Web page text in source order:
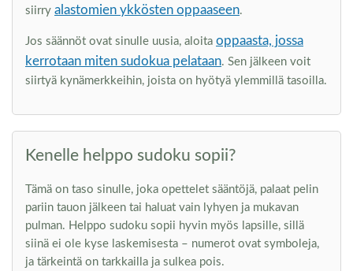
siirry alastomien ykkösten oppaaseen.
Jos säännöt ovat sinulle uusia, aloita oppaasta, jossa
kerrotaan miten sudokua pelataan. Sen jälkeen voit
siirtyä kynämerkkeihin, joista on hyötyä ylemmillä tasoilla.
Kenelle helppo sudoku sopii?
Tämä on taso sinulle, joka opettelet sääntöjä, palaat pelin
pariin tauon jälkeen tai haluat vain lyhyen ja mukavan
pulman. Helppo sudoku sopii hyvin myös lapsille, sillä
siinä ei ole kyse laskemisesta – numerot ovat symboleja,
ja tärkeintä on tarkkailla ja sulkea pois.